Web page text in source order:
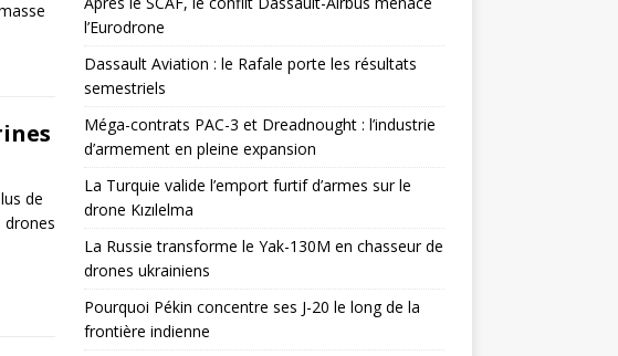
de
drones
l’Eurodrone
Dassault Aviation : le Rafale porte les résultats
semestriels
Méga-contrats PAC-3 et Dreadnought : l’industrie
d’armement en pleine expansion
La Turquie valide l’emport furtif d’armes sur le
drone Kızılelma
La Russie transforme le Yak-130M en chasseur de
drones ukrainiens
Pourquoi Pékin concentre ses J-20 le long de la
frontière indienne